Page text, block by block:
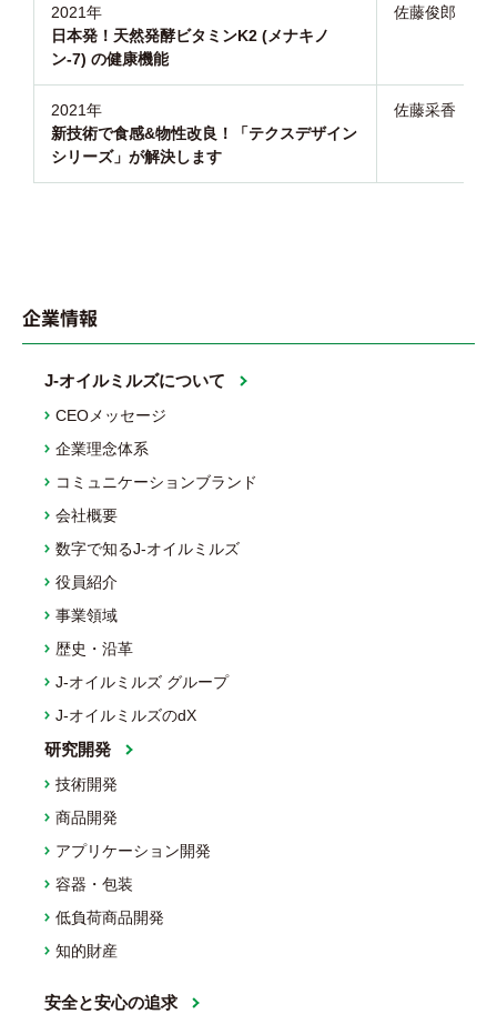
2021年
日本発！天然発酵ビタミンK2 (メナキノ
ン-7) の健康機能
佐藤俊郎
2021年
新技術で食感&物性改良！「テクスデザイン
シリーズ」が解決します
佐藤采香
企業情報
J-オイルミルズについて
CEOメッセージ
企業理念体系
コミュニケーションブランド
会社概要
数字で知るJ-オイルミルズ
役員紹介
事業領域
歴史・沿革
J-オイルミルズ グループ
J-オイルミルズのdX
研究開発
技術開発
商品開発
アプリケーション開発
容器・包装
低負荷商品開発
知的財産
安全と安心の追求